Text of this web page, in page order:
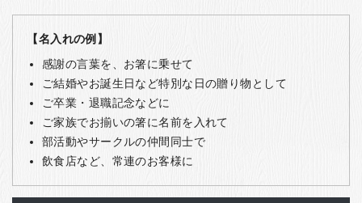
【名入れの例】
感謝の言葉を、お箸に乗せて
ご結婚やお誕生日など特別な日の贈り物として
ご卒業・退職記念などに
ご家族でお揃いの箸に名前を入れて
部活動やサークルの仲間同士で
飲食店など、常連のお客様に